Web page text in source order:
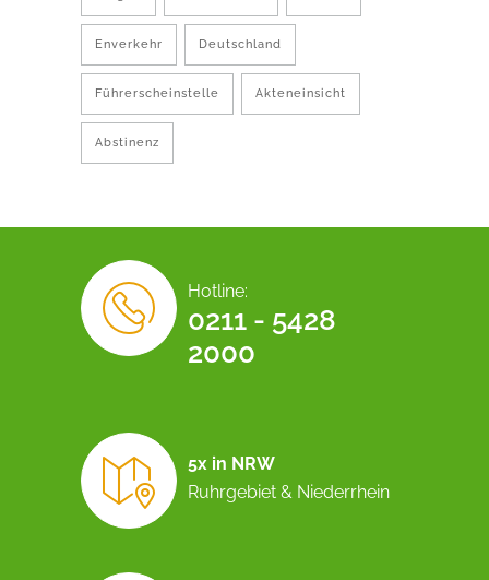
Enverkehr Deutschland
Führerscheinstelle Akteneinsicht
Abstinenz
Hotline:
0211 - 5428
2000
5x in NRW
Ruhrgebiet & Niederrhein